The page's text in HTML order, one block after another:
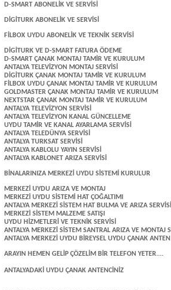
D-SMART ABONELİK VE SERVİSİ
DİGİTURK ABONELİK VE SERVİSİ
FİLBOX UYDU ABONELİK VE TEKNİK SERVİSİ
DİGİTURK VE D-SMART FATURA ÖDEME
D-SMART ÇANAK MONTAJ TAMİR VE KURULUM
ANTALYA TELEVİZYON MONTAJ SERVİSİ
DİGİTURK ÇANAK MONTAJ TAMİR VE KURULUM
FİLBOX UYDU ÇANAK MONTAJ TAMİR VE KURULUM
GOLDMASTER ÇANAK MONTAJ TAMİR VE KURULUM
NEXTSTAR ÇANAK MONTAJ TAMİR VE KURULUM
ANTALYA TELEVİZYON SERVİSİ
ANTALYA TELEVİZYON KANAL GÜNCELLEME
UYDU TAMİR VE KANAL AYARLAMA SERVİSİ
ANTALYA TELEDÜNYA SERVİSİ
ANTALYA TURKSAT SERVİSİ
ANTALYA KABLOLU YAYIN SERVİSİ
ANTALYA KABLONET ARIZA SERVİSİ
BİNALARINIZA MERKEZİ UYDU SİSTEMİ KURULUR
MERKEZİ UYDU ARIZA VE MONTAJ
MERKEZİ UYDU SİSTEMİ HAT ÇOĞALTIMI
ANTALYA MERKEZİ SİSTEM HAT BULMA VE ARIZA SERVİSİ
MERKEZİ SİSTEM MALZEME SATIŞI
UYDU HİZMETLERİ VE TEKNİK SERVİSİ
ANTALYA MERKEZİ SİSTEM SANTRAL ARIZA VE MONTAJ
ANTALYA MERKEZİ UYDU BİREYSEL UYDU ÇANAK
ARAYIN HEMEN GELİP ÇÖZELİM BİR TELEFON YETER....
ANTALYADAKİ UYDU ÇANAK ANTENCİNİZ